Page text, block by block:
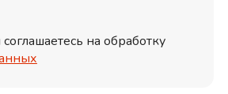
на обработку